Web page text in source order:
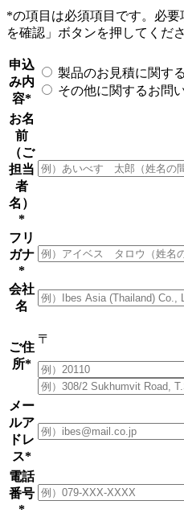
*の項目は必須項目です。必
を確認」ボタンを押してくださ
申込
み内
容*
製品のお見積に関す
その他に関するお問
お名
前
（ご
担当
者
名）
*
フリ
ガナ
*
会社
名
ご住
所*
〒
メー
ルア
ドレ
ス*
電話
番号
*